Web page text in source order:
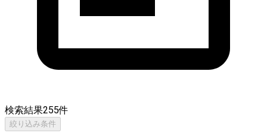
検索結果255件
絞り込み条件